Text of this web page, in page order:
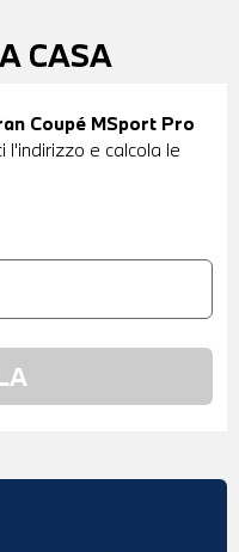
CASA
Coupé MSport Pro
l'indirizzo e calcola le